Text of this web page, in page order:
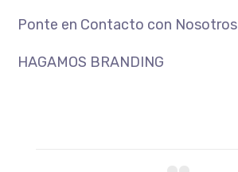
Ponte en Contacto con Nosotros
HAGAMOS BRANDING